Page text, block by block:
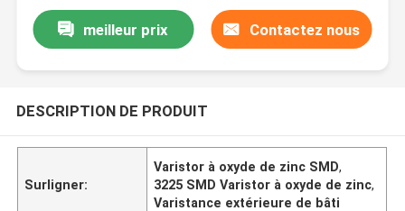
meilleur prix Contactez nous
DESCRIPTION DE PRODUIT
Surligner:
Varistor à oxyde de zinc SMD,
3225 SMD Varistor à oxyde de zinc,
Varistance extérieure de bâti